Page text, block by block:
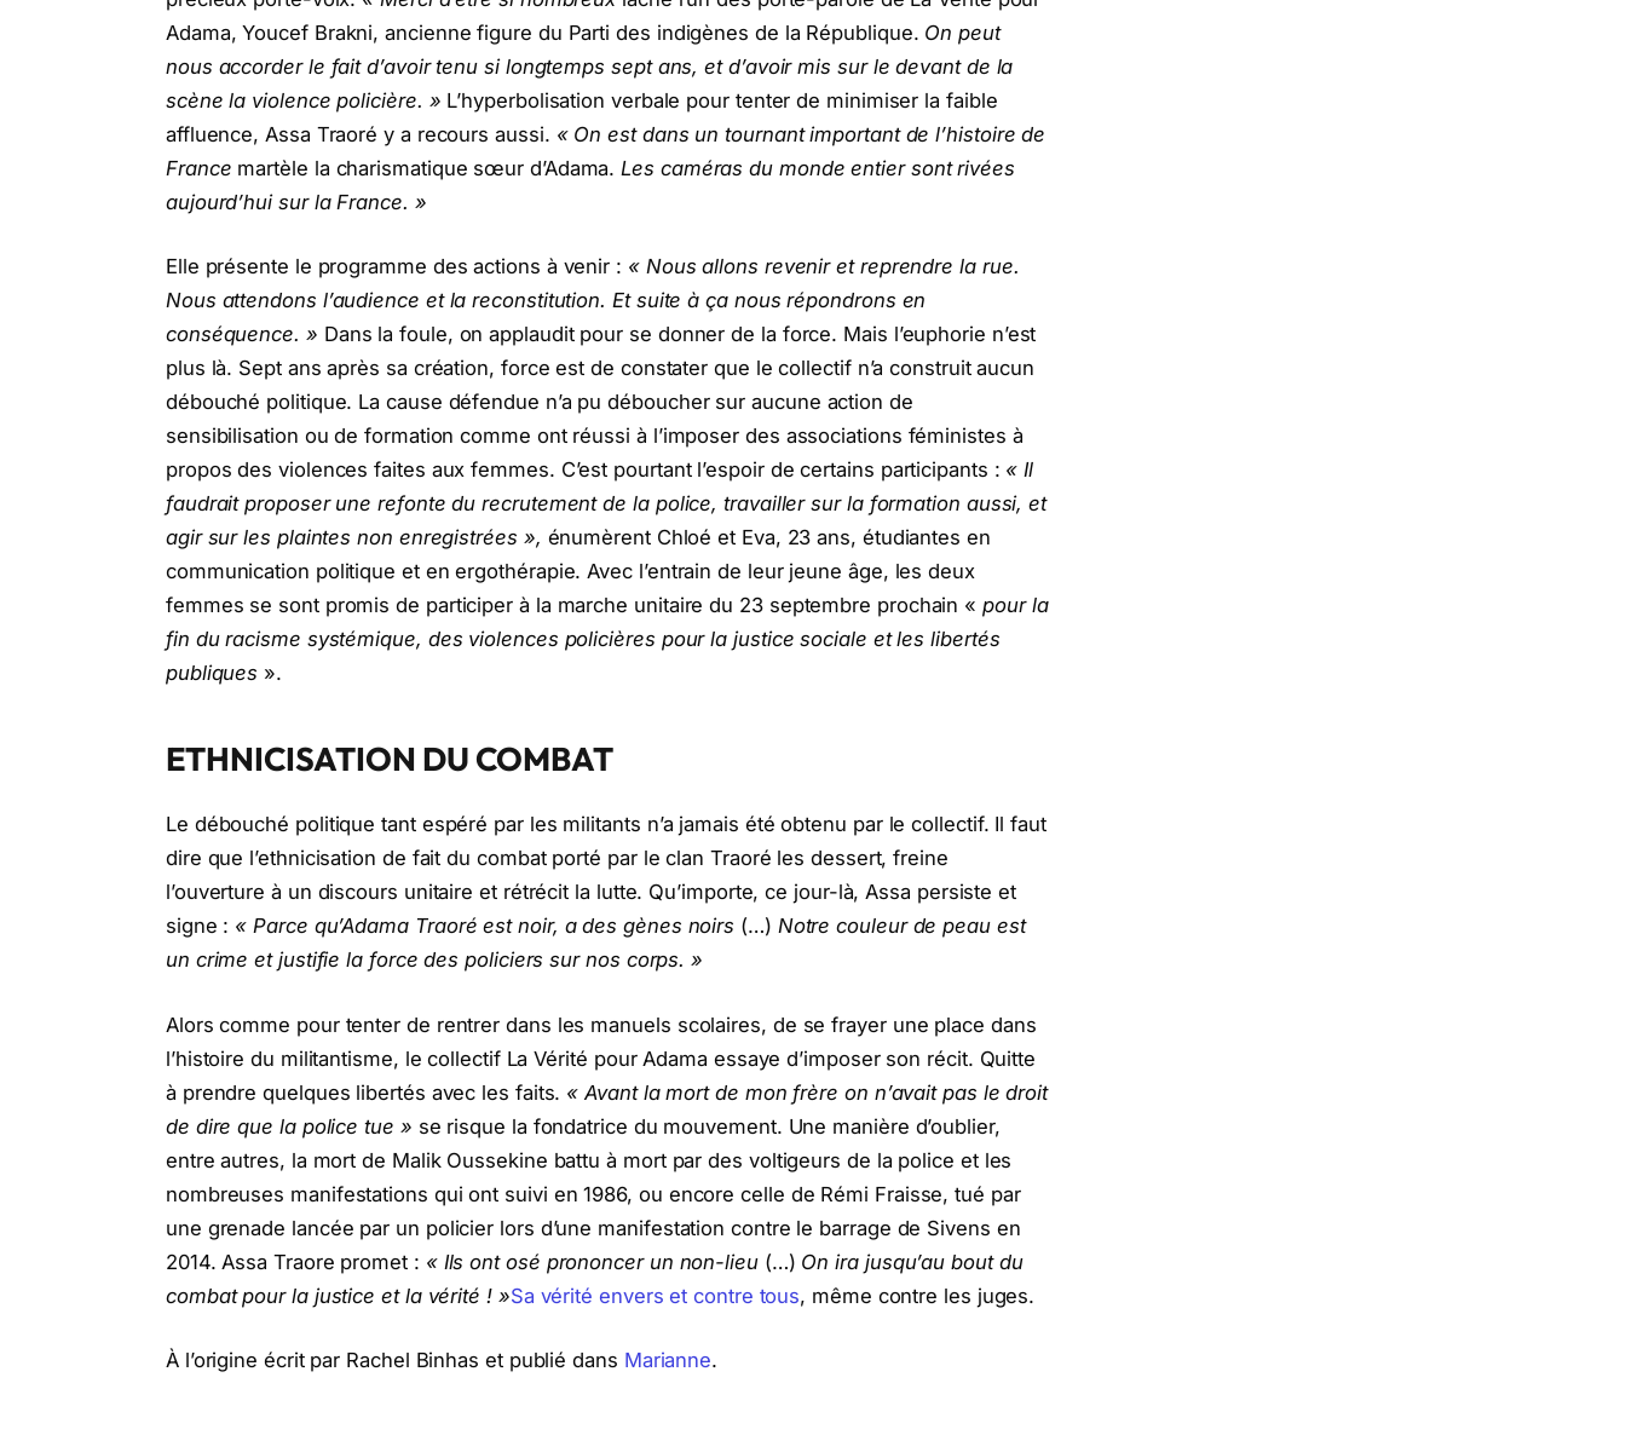
Adama, Youcef Brakni, ancienne figure du Parti des indigènes de la République. On peut
nous accorder le fait d’avoir tenu si longtemps sept ans, et d’avoir mis sur le devant de la
scène la violence policière. » L’hyperbolisation verbale pour tenter de minimiser la faible
affluence, Assa Traoré y a recours aussi. « On est dans un tournant important de l’histoire de
France martèle la charismatique sœur d’Adama. Les caméras du monde entier sont rivées
aujourd’hui sur la France. »
Elle présente le programme des actions à venir : « Nous allons revenir et reprendre la rue.
Nous attendons l’audience et la reconstitution. Et suite à ça nous répondrons en
conséquence. » Dans la foule, on applaudit pour se donner de la force. Mais l’euphorie n’est
plus là. Sept ans après sa création, force est de constater que le collectif n’a construit aucun
débouché politique. La cause défendue n’a pu déboucher sur aucune action de
sensibilisation ou de formation comme ont réussi à l’imposer des associations féministes à
propos des violences faites aux femmes. C’est pourtant l’espoir de certains participants : « Il
faudrait proposer une refonte du recrutement de la police, travailler sur la formation aussi, et
agir sur les plaintes non enregistrées », énumèrent Chloé et Eva, 23 ans, étudiantes en
communication politique et en ergothérapie. Avec l’entrain de leur jeune âge, les deux
femmes se sont promis de participer à la marche unitaire du 23 septembre prochain «pour la
fin du racisme systémique, des violences policières pour la justice sociale et les libertés
publiques ».
ETHNICISATION DU COMBAT
Le débouché politique tant espéré par les militants n’a jamais été obtenu par le collectif. Il faut
dire que l’ethnicisation de fait du combat porté par le clan Traoré les dessert, freine
l’ouverture à un discours unitaire et rétrécit la lutte. Qu’importe, ce jour-là, Assa persiste et
signe : « Parce qu’Adama Traoré est noir, a des gènes noirs (…) Notre couleur de peau est
un crime et justifie la force des policiers sur nos corps. »
Alors comme pour tenter de rentrer dans les manuels scolaires, de se frayer une place dans
l’histoire du militantisme, le collectif La Vérité pour Adama essaye d’imposer son récit. Quitte
à prendre quelques libertés avec les faits. « Avant la mort de mon frère on n’avait pas le droit
de dire que la police tue » se risque la fondatrice du mouvement. Une manière d’oublier,
entre autres, la mort de Malik Oussekine battu à mort par des voltigeurs de la police et les
nombreuses manifestations qui ont suivi en 1986, ou encore celle de Rémi Fraisse, tué par
une grenade lancée par un policier lors d’une manifestation contre le barrage de Sivens en
2014. Assa Traore promet : « Ils ont osé prononcer un non-lieu(…) On ira jusqu’au bout du
combat pour la justice et la vérité ! »Sa vérité envers et contre tous, même contre les juges.
À l’origine écrit par Rachel Binhas et publié dans Marianne.